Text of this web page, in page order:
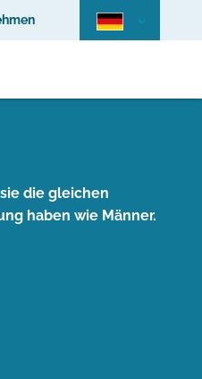
die gleichen
haben wie Männer.